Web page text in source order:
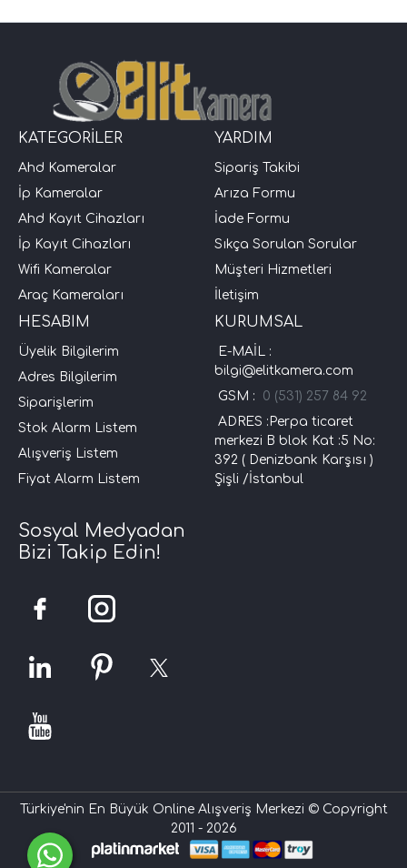
KATEGORİLER
Ahd Kameralar
İp Kameralar
Ahd Kayıt Cihazları
İp Kayıt Cihazları
Wifi Kameralar
Araç Kameraları
YARDIM
Sipariş Takibi
Arıza Formu
İade Formu
Sıkça Sorulan Sorular
Müşteri Hizmetleri
İletişim
HESABIM
Üyelik Bilgilerim
Adres Bilgilerim
Siparişlerim
Stok Alarm Listem
Alışveriş Listem
Fiyat Alarm Listem
KURUMSAL
E-MAİL :
bilgi@elitkamera.com
GSM : 0 (531) 257 84 92
ADRES :Perpa ticaret
merkezi B blok Kat :5 No:
392 ( Denizbank Karşısı )
Şişli /İstanbul
Sosyal Medyadan
Bizi Takip Edin!
Türkiye'nin En Büyük Online Alışveriş Merkezi © Copyright
2011 - 2026